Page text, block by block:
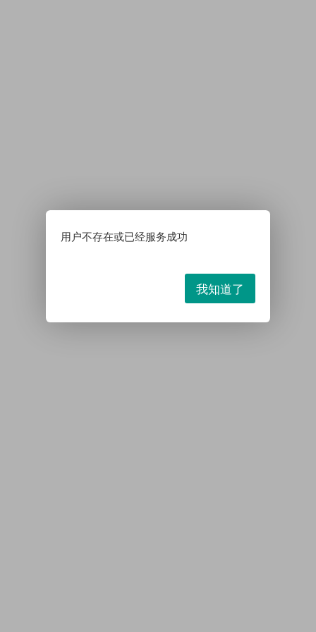
用户不存在或已经服务成功
我知道了